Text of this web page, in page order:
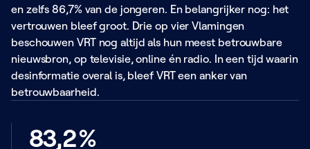
en zelfs 86,7% van de jongeren. En belangrijker nog: het
vertrouwen bleef groot. Drie op vier Vlamingen
beschouwen VRT nog altijd als hun meest betrouwbare
nieuwsbron, op televisie, online én radio. In een tijd waarin
desinformatie overal is, bleef VRT een anker van
betrouwbaarheid.
83,2%